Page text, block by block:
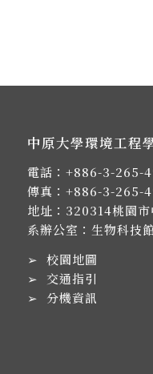
中原大學環境工程
電話： +886-3-265-
傳真：+886-3-265-
地址： 320314桃園
系辦公室：生物科技
➢ 校園地圖
➢ 交通指引
➢ 分機資訊